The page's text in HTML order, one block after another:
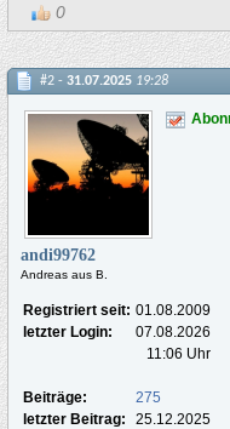
0
#2 - 31.07.2025 19:28
andi99762
Andreas aus B.
Registriert seit: 01.08.2009
letzter Login:
07.08.2026
11:06 Uhr
Beiträge:
275
letzter Beitrag:
25.12.2025